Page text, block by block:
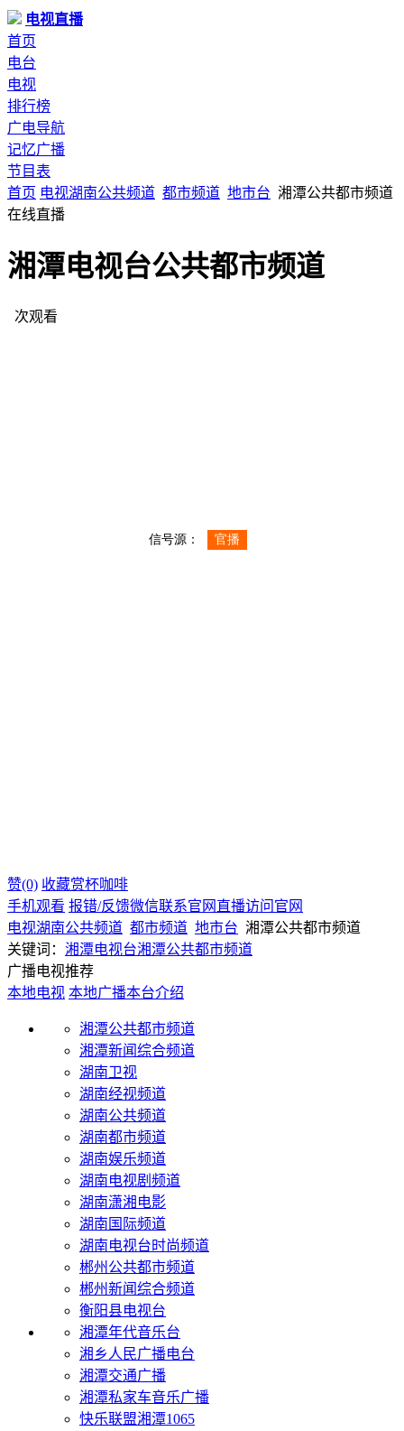
电视直播
首页
电台
电视
排行榜
广电导航
记忆广播
节目表
首页 电视湖南公共频道 都市频道 地市台 湘潭公共都市频道
在线直播
湘潭电视台公共都市频道
次观看
赞(0) 收藏赏杯咖啡
手机观看 报错/反馈微信联系官网直播访问官网
电视湖南公共频道 都市频道 地市台 湘潭公共都市频道
关键词： 湘潭电视台湘潭公共都市频道
广播电视推荐
本地电视 本地广播本台介绍
湘潭公共都市频道
湘潭新闻综合频道
湖南卫视
湖南经视频道
湖南公共频道
湖南都市频道
湖南娱乐频道
湖南电视剧频道
湖南潇湘电影
湖南国际频道
湖南电视台时尚频道
郴州公共都市频道
郴州新闻综合频道
衡阳县电视台
湘潭年代音乐台
湘乡人民广播电台
湘潭交通广播
湘潭私家车音乐广播
快乐联盟湘潭1065